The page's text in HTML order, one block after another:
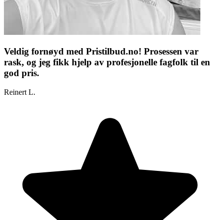
Veldig fornøyd med Pristilbud.no! Prosessen var
rask, og jeg fikk hjelp av profesjonelle fagfolk til en
god pris.
Reinert L.